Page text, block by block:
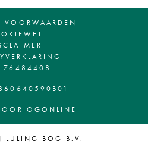
VOORWAARDEN
76484408
OGONLINE
BOG B.V.